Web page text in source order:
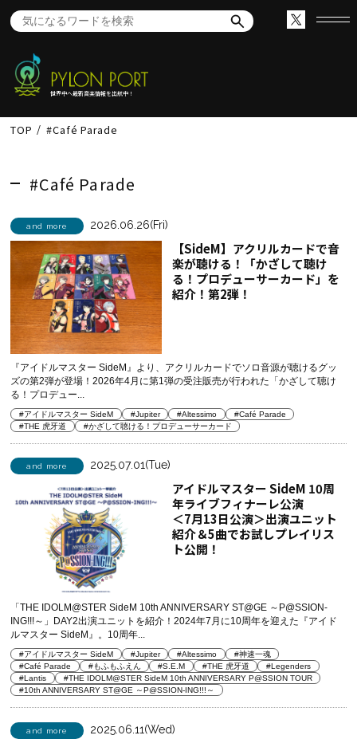
世界中へ最新音楽情報を出航中！
TOP #Café Parade
#Café Parade
and more 2026.06.26(Fri)
【SideM】アクリルカードで音
楽が聴ける！「かざして聴け
る！プロデューサーカード」を
紹介！第2弾！
『アイドルマスター SideM』より、アクリルカードでソロ音源が聴けるグッ
ズの第2弾が登場！2026年4月に第1弾の受注販売が行われた「かざして聴け
る！プロデュー...
#アイドルマスター SideM #Jupiter #Altessimo
#Café Parade
#THE 虎牙道
#かざして聴ける！プロデューサーカード
and more 2025.07.01(Tue)
アイドルマスター SideM 10周
年ライブフィナーレ公演
＜7月13日公演＞出演ユニット
紹介＆5曲でお試しプレイリス
ト公開！
「THE IDOLM@STER SideM 10th ANNIVERSARY ST@GE ～P@SSION-
ING!!!～」DAY2出演ユニットを紹介！2024年7月に10周年を迎えた『アイド
ルマスター SideM』。10周年...
#アイドルマスター SideM #Jupiter #Altessimo
#神速一魂
#Café Parade
#もふもふえん #S.E.M #THE 虎牙道
#Legenders
#Lantis
#THE IDOLM@STER SideM 10th ANNIVERSARY P@SSION TOUR
#10th ANNIVERSARY ST@GE ～P@SSION-ING!!!～
and more 2025.06.11(Wed)